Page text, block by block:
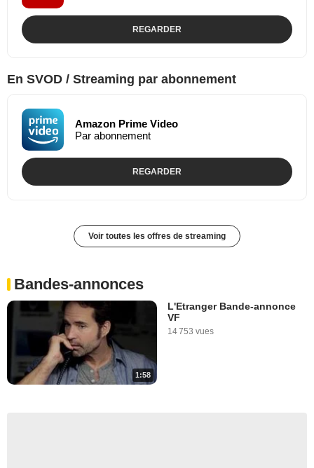
REGARDER
En SVOD / Streaming par abonnement
Amazon Prime Video
Par abonnement
REGARDER
Voir toutes les offres de streaming
Bandes-annonces
1:58
L'Etranger Bande-annonce
VF
14 753 vues